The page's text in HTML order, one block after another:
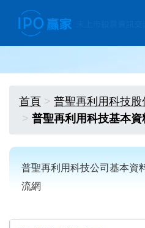
首頁
普聖再利用科技股
普聖再利用科技基本資
普聖再利用科技公司基本資
流網